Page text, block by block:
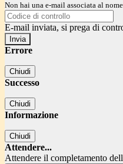
Non hai una e-mail associata al
E-mail inviata, si prega di
Errore
Chiudi
Successo
Chiudi
Informazione
Chiudi
Attendere...
Attendere il completamento